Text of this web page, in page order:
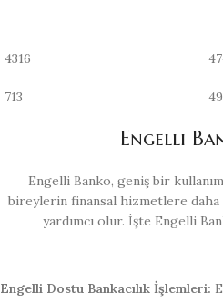
4316
713 49
Engelli
Engelli Banko, geniş bir
bireylerin finansal hizmetlere
yardımcı olur. İşte Engelli
Engelli Dostu Bankacılık İşlemleri: